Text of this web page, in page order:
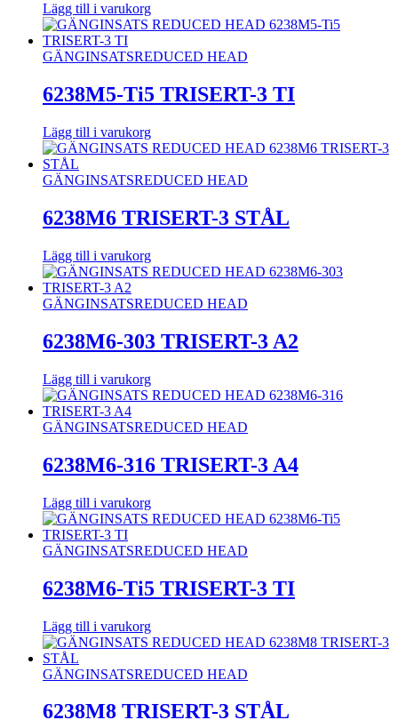
Lägg till i varukorg
GÄNGINSATSREDUCED HEAD
6238M5-Ti5 TRISERT-3 TI
Lägg till i varukorg
GÄNGINSATSREDUCED HEAD
6238M6 TRISERT-3 STÅL
Lägg till i varukorg
GÄNGINSATSREDUCED HEAD
6238M6-303 TRISERT-3 A2
Lägg till i varukorg
GÄNGINSATSREDUCED HEAD
6238M6-316 TRISERT-3 A4
Lägg till i varukorg
GÄNGINSATSREDUCED HEAD
6238M6-Ti5 TRISERT-3 TI
Lägg till i varukorg
GÄNGINSATSREDUCED HEAD
6238M8 TRISERT-3 STÅL